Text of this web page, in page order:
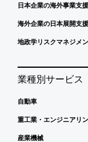
日本企業の海外事業支援
海外企業の日本展開支援
地政学リスクマネジメ
業種別サービス
自動車
重工業・エンジニアリ
産業機械